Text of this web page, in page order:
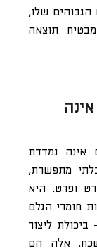
שלו,
תוצאה
אינה נמדדת
מתפשרת,
ופרט. היא
חומרי הגלם
ליצור
אלה הם